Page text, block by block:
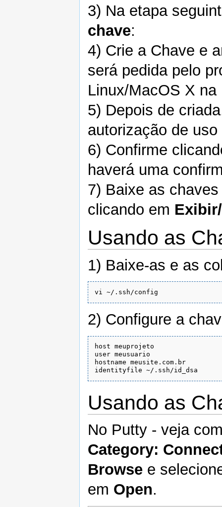
3) Na etapa
chave:
4) Crie a Chave e
será pedida pelo
Linux/MacOS X
5) Depois de
autorização de
6) Confirme
haverá uma
7) Baixe as
clicando em
Usando as
1) Baixe-as e as
vi ~/.ssh/config
2) Configure a
host meuprojeto
user meusuario
hostname meusite.com.br
Usando as
No Putty - veja
Category:
Browse e
em Open.